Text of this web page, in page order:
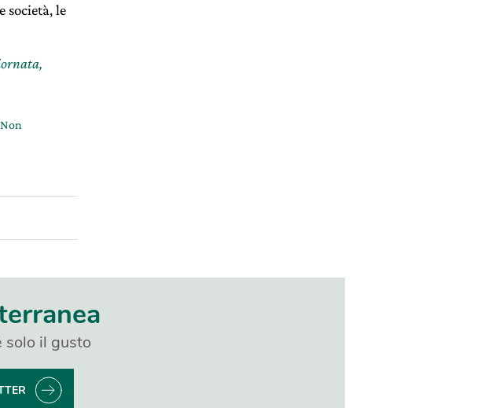
società, le
solo il gusto